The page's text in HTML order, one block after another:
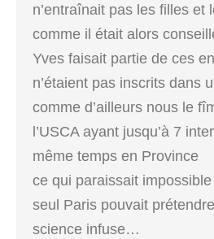
n’entraînait pas les filles et
comme il était alors
Yves faisait partie de ces
n’étaient pas inscrits dans
comme d’ailleurs nous le
l’USCA ayant jusqu’à 7
même temps en Province
ce qui paraissait
seul Paris pouvait
science infuse…